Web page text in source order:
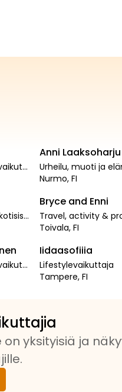
Muoti- ja kauneusvaikuttaja
Anni Laaksoharju
Nurmo,FI
UGC-matkailu- ja kotisisällöntuottaja
218
Bryce and Enni
Toivala,FI
PRO
Huumori- ja sketsivaikuttaja Korroosio Comedysta.
41
Iidaasofiiia
Lifestylevaikuttaja
Tampere,FI
yksityisiä ja